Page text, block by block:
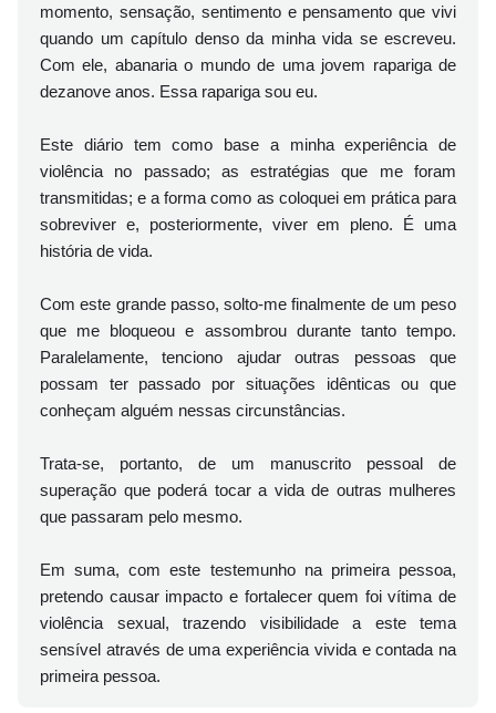
momento, sensação, sentimento e pensamento que vivi
quando um capítulo denso da minha vida se escreveu.
Com ele, abanaria o mundo de uma jovem rapariga de
dezanove anos. Essa rapariga sou eu.
Este diário tem como base a minha experiência de
violência no passado; as estratégias que me foram
transmitidas; e a forma como as coloquei em prática para
sobreviver e, posteriormente, viver em pleno. É uma
história de vida.
Com este grande passo, solto-me finalmente de um peso
que me bloqueou e assombrou durante tanto tempo.
Paralelamente, tenciono ajudar outras pessoas que
possam ter passado por situações idênticas ou que
conheçam alguém nessas circunstâncias.
Trata-se, portanto, de um manuscrito pessoal de
superação que poderá tocar a vida de outras mulheres
que passaram pelo mesmo.
Em suma, com este testemunho na primeira pessoa,
pretendo causar impacto e fortalecer quem foi vítima de
violência sexual, trazendo visibilidade a este tema
sensível através de uma experiência vivida e contada na
primeira pessoa.